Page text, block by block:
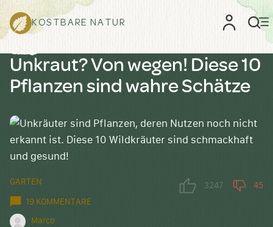
KOSTBARE NATUR
Unkraut? Von wegen! Diese 10
Pflanzen sind wahre Schätze
GARTEN
19 KOMMENTARE
Marco
3247 45